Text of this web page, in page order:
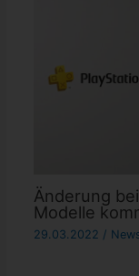
Änderung
Modelle
29.03.2022 /